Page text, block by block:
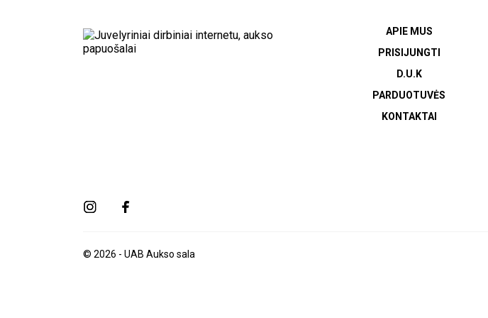
APIE MUS
PRISIJUNGTI
D.U.K
PARDUOTUVĖS
KONTAKTAI
© 2026 - UAB Aukso sala